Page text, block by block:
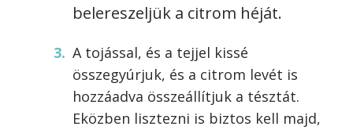
belereszeljük a citrom héját.
A tojással, és a tejjel kissé
összegyúrjuk, és a citrom levét is
hozzáadva összeállítjuk a tésztát.
Eközben lisztezni is biztos kell majd,